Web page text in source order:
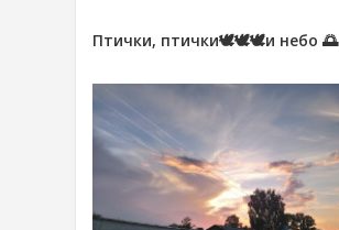
Птички, птички🕊🕊🕊и небо 🌅